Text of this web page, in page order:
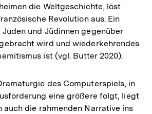
die Weltgeschichte, löst
Revolution aus. Ein
und Jüdinnen gegenüber
wird und wiederkehrendes
ist (vgl. Butter 2020).
des Computerspiels, in
eine größere folgt, liegt
auch die rahmenden Narrative ins